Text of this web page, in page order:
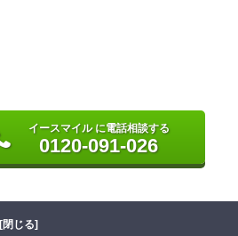
イースマイル に電話相談する
0120-091-026
[閉じる]